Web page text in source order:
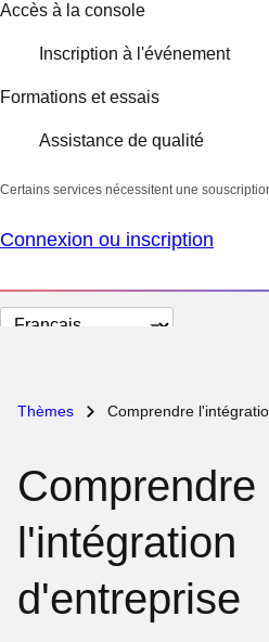
Accès à la console
Inscription à l'événement
Formations et essais
Assistance de qualité
Certains services nécessitent une
Connexion ou inscription
Changer
Thèmes Comprendre
Comprendre
l'intégration
d'entreprise